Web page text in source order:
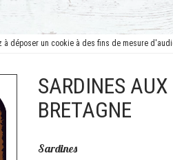
à déposer un cookie à des fins de mesure
SARDINES
BRETAGNE
Sardines